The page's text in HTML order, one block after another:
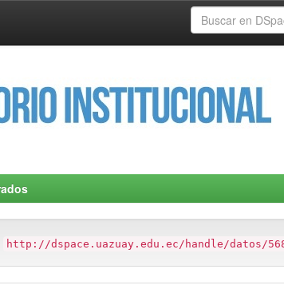
http://dspace.uazuay.edu.ec/handle/datos/